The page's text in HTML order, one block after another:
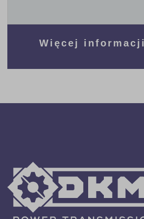
Więcej informacji